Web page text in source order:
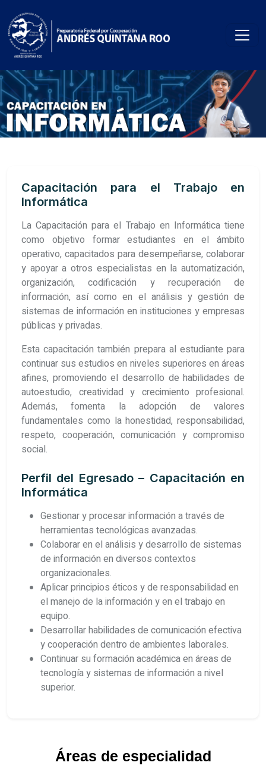
Capacitación para el Trabajo en
Informática
La Capacitación para el Trabajo en Informática tiene
como objetivo formar estudiantes en el ámbito
operativo, capacitados para desempeñarse, colaborar
y apoyar a otros especialistas en la automatización,
organización, codificación y recuperación de
información, así como en el análisis y gestión de
sistemas de información en instituciones y empresas
públicas y privadas.
Esta capacitación también prepara al estudiante para
continuar sus estudios en niveles superiores en áreas
afines, promoviendo el desarrollo de habilidades de
autoestudio, creatividad y crecimiento profesional.
Además, fomenta la adopción de valores
fundamentales como la honestidad, responsabilidad,
respeto, cooperación, comunicación y compromiso
social.
Perfil del Egresado – Capacitación en
Informática
Gestionar y procesar información a través de
herramientas tecnológicas avanzadas.
Colaborar en el análisis y desarrollo de sistemas
de información en diversos contextos
organizacionales.
Aplicar principios éticos y de responsabilidad en
el manejo de la información y en el trabajo en
equipo.
Desarrollar habilidades de comunicación efectiva
y cooperación dentro de ambientes laborales.
Continuar su formación académica en áreas de
tecnología y sistemas de información a nivel
superior.
Áreas de especialidad